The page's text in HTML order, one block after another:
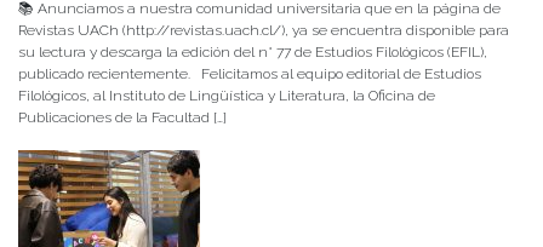
📚 Anunciamos a nuestra comunidad universitaria que en la página de
Revistas UACh (http://revistas.uach.cl/), ya se encuentra disponible para
su lectura y descarga la edición del n° 77 de Estudios Filológicos (EFIL),
publicado recientemente. Felicitamos al equipo editorial de Estudios
Filológicos, al Instituto de Lingüística y Literatura, la Oficina de
Publicaciones de la Facultad […]